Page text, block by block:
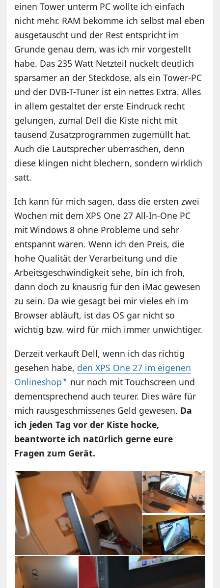
einen Tower unterm PC wollte ich einfach
nicht mehr. RAM bekomme ich selbst mal eben
ausgetauscht und der Rest entspricht im
Grunde genau dem, was ich mir vorgestellt
habe. Das 235 Watt Netzteil nuckelt deutlich
sparsamer an der Steckdose, als ein Tower-PC
und der DVB-T-Tuner ist ein nettes Extra. Alles
in allem gestaltet der erste Eindruck recht
gelungen, zumal Dell die Kiste nicht mit
tausend Zusatzprogrammen zugemüllt hat.
Auch die Lautsprecher überraschen, denn
diese klingen nicht blechern, sondern wirklich
satt.
Ich kann für mich sagen, dass die ersten zwei
Wochen mit dem XPS One 27 All-In-One PC
mit Windows 8 ohne Probleme und sehr
entspannt waren. Wenn ich den Preis, die
hohe Qualität der Verarbeitung und die
Arbeitsgeschwindigkeit sehe, bin ich froh,
dann doch zu knausrig für den iMac gewesen
zu sein. Da wie gesagt bei mir vieles eh im
Browser abläuft, ist das OS gar nicht so
wichtig bzw. wird für mich immer unwichtiger.
Derzeit verkauft Dell, wenn ich das richtig
gesehen habe, den XPS One 27 im eigenen
Onlineshop
nur noch mit Touchscreen und
dementsprechend auch teurer. Dies wäre für
mich rausgeschmissenes Geld gewesen. Da
ich jeden Tag vor der Kiste hocke,
beantworte ich natürlich gerne eure
Fragen zum Gerät.